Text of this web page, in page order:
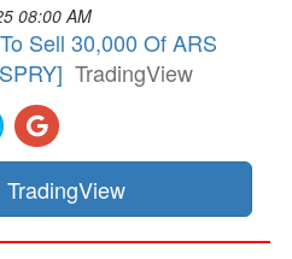
08:00 AM
Sell 30,000 Of ARS
TradingView